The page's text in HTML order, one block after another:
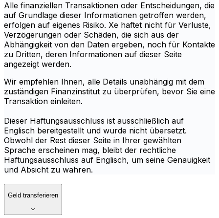
Alle finanziellen Transaktionen oder Entscheidungen, die
auf Grundlage dieser Informationen getroffen werden,
erfolgen auf eigenes Risiko. Xe haftet nicht für Verluste,
Verzögerungen oder Schäden, die sich aus der
Abhängigkeit von den Daten ergeben, noch für Kontakte
zu Dritten, deren Informationen auf dieser Seite
angezeigt werden.
Wir empfehlen Ihnen, alle Details unabhängig mit dem
zuständigen Finanzinstitut zu überprüfen, bevor Sie eine
Transaktion einleiten.
Dieser Haftungsausschluss ist ausschließlich auf
Englisch bereitgestellt und wurde nicht übersetzt.
Obwohl der Rest dieser Seite in Ihrer gewählten
Sprache erscheinen mag, bleibt der rechtliche
Haftungsausschluss auf Englisch, um seine Genauigkeit
und Absicht zu wahren.
Geld transferieren